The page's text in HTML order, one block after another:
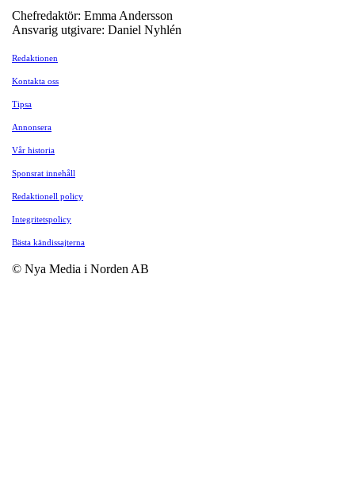
Chefredaktör: Emma Andersson
Ansvarig utgivare: Daniel Nyhlén
Redaktionen
Kontakta oss
Tipsa
Annonsera
Vår historia
Sponsrat innehåll
Redaktionell policy
Integritetspolicy
Bästa kändissajterna
© Nya Media i Norden AB